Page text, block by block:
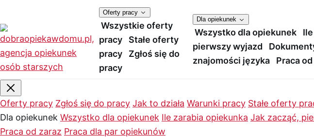
Oferty pracy
Wszystkie oferty
pracy
Stałe oferty
pracy
Zgłoś się do
pracy
Dla opiekunek
Wszystko dla opiekunek
pierwszy wyjazd
znajomości języka
Praca
Oferty pracy Zgłoś się do pracy Jak to działa Warunki pracy Stałe oferty
Dla opiekunek Wszystko dla opiekunek Ile zarabia opiekunka Jak zacząć,
Praca od zaraz Praca dla par opiekunów